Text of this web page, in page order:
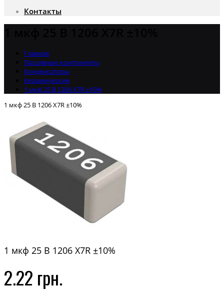
Контакты
Главная
Пассивные компоненты
Конденсаторы
Керамические
1 мкф 25 В 1206 X7R ±10%
1 мкф 25 В 1206 X7R ±10%
1 мкф 25 В 1206 X7R ±10%
2.22 грн.